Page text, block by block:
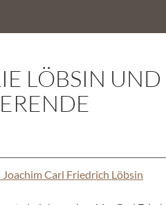
LÖBSIN UND
Joachim Carl Friedrich Löbsin